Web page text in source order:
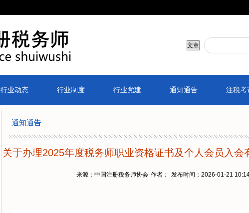
行业动态 行业制度 行业党建 通知通告 注税考
通知通告
关于办理2025年度税务师职业资格证书及个人会员入
来源：中国注册税务师协会 作者： 发布时间：2026-01-21